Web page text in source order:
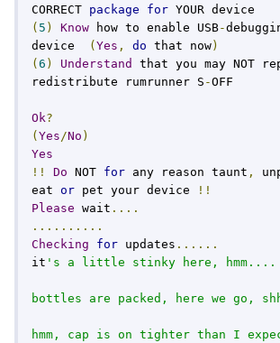
CORRECT package for
( 5 ) Know how to enable USB-
device
( Yes , do that now)
( 6 ) Understand that you may NOT
redistribute rumrunner S -OFF
Ok?
( Yes/No )
Yes
!!
Do NOT for any reason taunt ,
eat or pet your device
!!
Please wait ....
..........
Checking
for updates ......
it 's a little stinky here, hmm....
bottles are packed, here we go,
hmm, cap is on tighter than I